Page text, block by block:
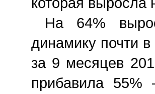
На 64%
динамику почти
за 9 месяцев
прибавила 55%